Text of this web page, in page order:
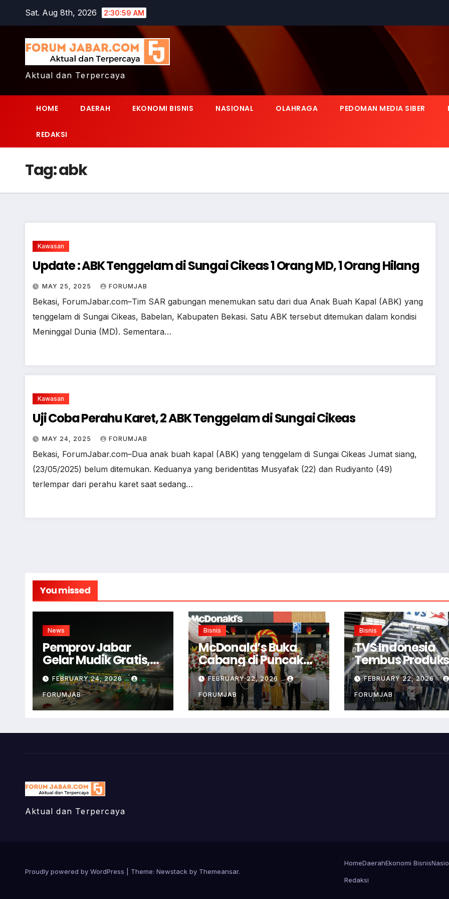
content
Sat. Aug 8th, 2026 2:30:59 AM
Aktual dan Terpercaya
HOME DAERAH EKONOMI BISNIS NASIONAL OLAHRAGA PEDOMAN MEDIA SIBER
REDAKSI
Tag:abk
Kawasan
Update : ABK Tenggelam di Sungai Cikeas 1 Orang MD, 1 Orang Hilang
MAY 25, 2025 FORUMJAB
Bekasi, ForumJabar.com–Tim SAR gabungan menemukan satu dari dua Anak Buah Kapal (ABK) yang
tenggelam di Sungai Cikeas, Babelan, Kabupaten Bekasi. Satu ABK tersebut ditemukan dalam kondisi
Meninggal Dunia (MD). Sementara…
Kawasan
Uji Coba Perahu Karet, 2 ABK Tenggelam di Sungai Cikeas
MAY 24, 2025 FORUMJAB
Bekasi, ForumJabar.com–Dua anak buah kapal (ABK) yang tenggelam di Sungai Cikeas Jumat siang,
(23/05/2025) belum ditemukan. Keduanya yang beridentitas Musyafak (22) dan Rudiyanto (49)
terlempar dari perahu karet saat sedang…
You missed
News
Pemprov Jabar
Gelar Mudik Gratis,
Begini Cara
Daftarnya!
FEBRUARY 24, 2026
FORUMJAB
Bisnis
McDonald’s Buka
Cabang di Puncak
Bogor
FEBRUARY 22, 2026
FORUMJAB
Bisnis
TVS Indonesia
Tembus
Juta Unit di
Karawang
FEBRUARY 22, 2026
FORUMJAB
Aktual dan Terpercaya
Proudly powered by WordPress Theme: Newstack by Themeansar.
HomeDaerahEkonomi Bisnis
Redaksi